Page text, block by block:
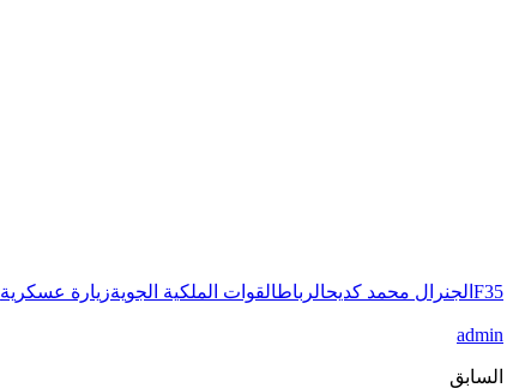
F35 الجنرال محمد كديحالرباطالقوات الملكية الجويةزيارة عسكرية
admin
السابق